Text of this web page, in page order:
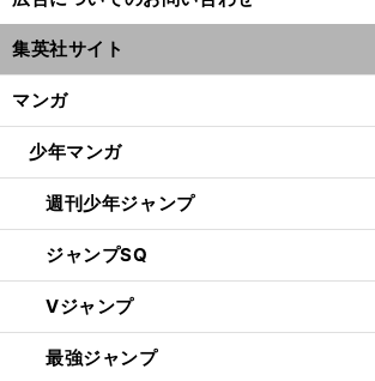
集英社サイト
マンガ
少年マンガ
週刊少年ジャンプ
ジャンプSQ
Vジャンプ
最強ジャンプ